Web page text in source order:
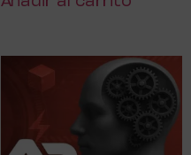
Añadir al carrito